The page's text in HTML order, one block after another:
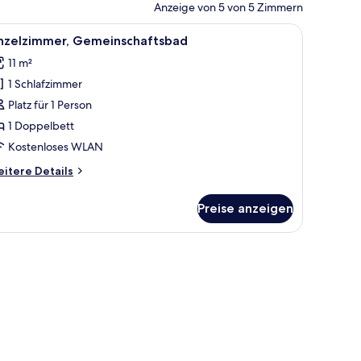
Anzeige von 5 von 5 Zimmern
Einzelzimmer, Gemeinschaftsbad
3 Gemeinschaftsbad
11 m²
1 Schlafzimmer
Platz für 1 Person
1 Doppelbett
Kostenloses WLAN
Details
Preise anzeigen